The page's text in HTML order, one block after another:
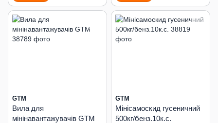
GTM
Вила для
мінінавантажувачів GTM
GTM
Мінісамоскид гусеничний
500кг/бенз.10к.с.